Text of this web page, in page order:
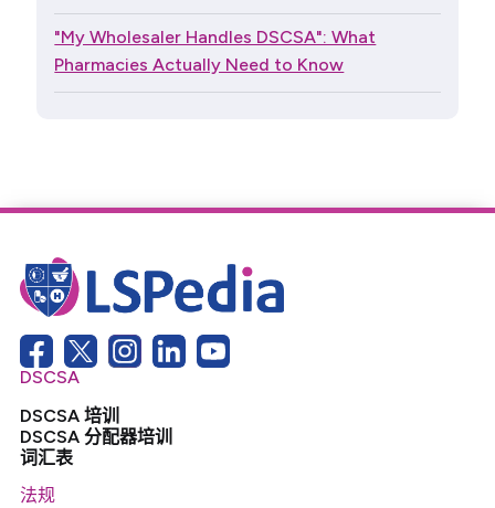
"My Wholesaler Handles DSCSA": What
Pharmacies Actually Need to Know
DSCSA
DSCSA 培训
DSCSA 分配器培训
词汇表
法规